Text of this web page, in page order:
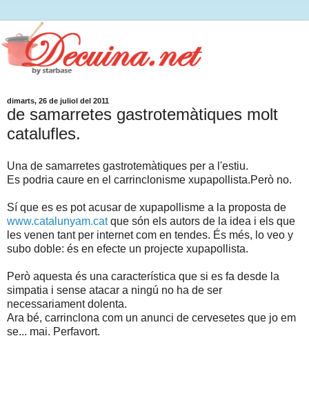
dimarts, 26 de juliol del 2011
de samarretes gastrotemàtiques molt
catalufles.
Una de samarretes gastrotemàtiques per a l'estiu.
Es podria caure en el carrinclonisme xupapollista.Però no.
Sí que es es pot acusar de xupapollisme a la proposta de
www.catalunyam.catque són els autors de la idea i els que
les venen tant per internet com en tendes. És més, lo veo y
subo doble: és en efecte un projecte xupapollista.
Però aquesta és una característica que si es fa desde la
simpatia i sense atacar a ningú no ha de ser
necessariament dolenta.
Ara bé, carrinclona com un anunci de cervesetes que jo em
se... mai. Perfavort.